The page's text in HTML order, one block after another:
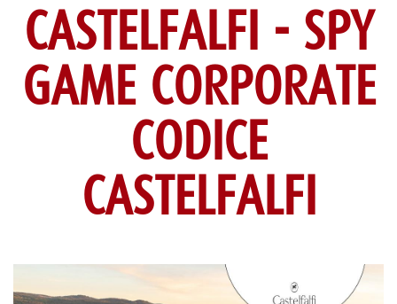
CASTELFALFI - SPY
GAME CORPORATE
CODICE
CASTELFALFI